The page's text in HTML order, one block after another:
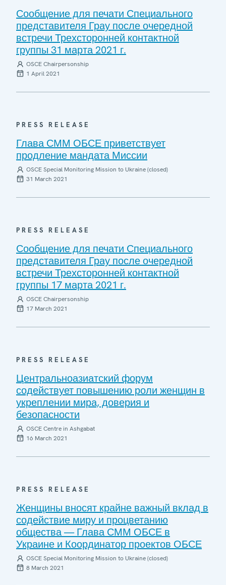
Сообщение для печати Специального
представителя Грау после очередной
встречи Трехсторонней контактной
группы 31 марта 2021 г.
OSCE Chairpersonship
1 April 2021
PRESS RELEASE
Глава СММ ОБСЕ приветствует
продление мандата Миссии
OSCE Special Monitoring Mission to Ukraine (closed)
31 March 2021
PRESS RELEASE
Сообщение для печати Специального
представителя Грау после очередной
встречи Трехсторонней контактной
группы 17 марта 2021 г.
OSCE Chairpersonship
17 March 2021
PRESS RELEASE
Центральноазиатский форум
содействует повышению роли женщин в
укреплении мира, доверия и
безопасности
OSCE Centre in Ashgabat
16 March 2021
PRESS RELEASE
Женщины вносят крайне важный вклад в
содействие миру и процветанию
общества — Глава СММ ОБСЕ в
Украине и Координатор проектов ОБСЕ
OSCE Special Monitoring Mission to Ukraine (closed)
8 March 2021